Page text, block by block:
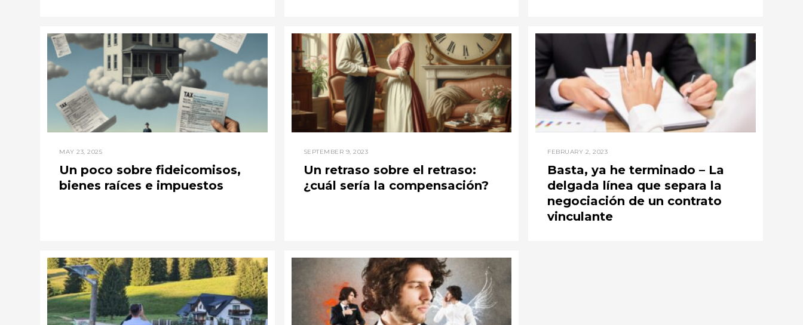
MAY 23, 2025
Un poco sobre fideicomisos,
bienes raíces e impuestos
SEPTEMBER 9, 2023
Un retraso sobre el retraso:
¿cuál sería la compensación?
FEBRUARY 2, 2023
Basta, ya he terminado – La
delgada línea que separa la
negociación de un contrato
vinculante